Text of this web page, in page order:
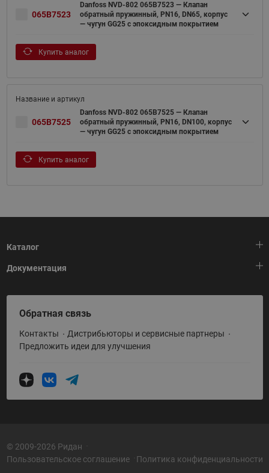
065B7523
Danfoss NVD-802 065B7523 — Клапан
обратный пружинный, PN16, DN65, корпус
— чугун GG25 с эпоксидным покрытием
Купить аналог
065B7525
Danfoss NVD-802 065B7525 — Клапан
обратный пружинный, PN16, DN100, корпус
— чугун GG25 с эпоксидным покрытием
Купить аналог
Каталог
Тепловая автоматика
Холодильная техника
Приводная техника
Промышленная автоматика
Теплообменное оборудование
Насосное оборудование
Документация
HeatPlatform (Тепловая платформа)
Полезные программы и инструменты
Условия поставки
Обратная связь
Контакты
Дистрибьюторы и сервисные партнеры
Предложить идеи для улучшения
© 2009-2026 Ридан
Пользовательское соглашение
Политика конфиденциальности